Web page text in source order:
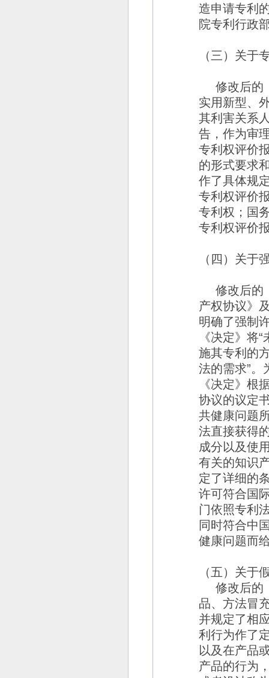
造申请专利
院专利行政
（三）关于
修改后的
实用新型、
其利害关系
告，作为审
专利权评价
的形式要求
作了具体规
专利权评价
专利权；国
专利权评价
（四）关于
修改后的
产权协议》
明确了强制
《决定》将“
施其专利的
法的需求”。
《决定》根
协议的议定
共健康问题
法直接获得
成分以及使
有关的知识
定了详细的
许可符合国
门依照专利
同时符合中
健康问题而
（五）关于
修改后的
品、方法冒
并规定了相
利行为作了
以及在产品
产品的行为